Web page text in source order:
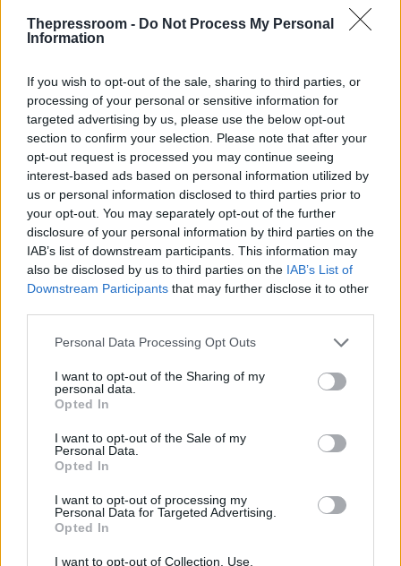
Thepressroom - Do Not Process My Personal
Information
If you wish to opt-out of the sale, sharing to third parties, or
processing of your personal or sensitive information for
targeted advertising by us, please use the below opt-out
section to confirm your selection. Please note that after your
opt-out request is processed you may continue seeing
interest-based ads based on personal information utilized by
us or personal information disclosed to third parties prior to
your opt-out. You may separately opt-out of the further
disclosure of your personal information by third parties on the
IAB’s list of downstream participants. This information may
also be disclosed by us to third parties on the IAB’s List of
Downstream Participants that may further disclose it to other
Please note that this website/app uses one or more Google
not limited to your visit or usage behaviour. You may click to
grant or deny consent to Google and its third-party tags to
use your data for below specified purposes in below Google
consent section.
Personal Data Processing Opt Outs
I want to opt-out of the Sharing of my
personal data.
Opted In
I want to opt-out of the Sale of my
Personal Data.
Opted In
I want to opt-out of processing my
Personal Data for Targeted Advertising.
Opted In
I want to opt-out of Collection, Use,
προβλέπεται η ανταλλαγή πληροφοριών,
τεχνογνωσίας, όπως και πρακτικών εκπαίδευσης
των αξιωματούχων και των δύο χωρών,
προκειμένου να υπάρξει αναβάθμιση των
επιχειρησιακών δυνατοτήτων αμφότερων των
υπηρεσιών.
Στο πλαίσιο της Αστυνομικής Συνεργασίας που
υπεγράφη, ο κ. Χρυσοχοΐδης πρότεινε τη
συγκρότηση Συντονιστικής Επιτροπής, τα μέλη
της οποίας θα οργανώσουν και θα ιεραρχήσουν
όλες τις δράσεις που απαιτούνται για την
καταπολέμηση του οργανωμένου εγκλήματος,
αποτελεσματικά.
Στη συνάντηση παρευρέθηκαν Αξιωματούχοι από
το Υπουργείο Δημόσιας Ασφάλειας της Λαϊκής
Δημοκρατίας της Κίνας και των αντίστοιχων
αστυνομικών υπηρεσιών, όπως και ο πρέσβης της
Κίνας στην Ελλάδα, Fang Qiu. Από την ελληνική
Αντιστράτηγος Δημήτριος Μάλλιος, ο
Διπλωματικός Σύμβουλος του Υπουργού,